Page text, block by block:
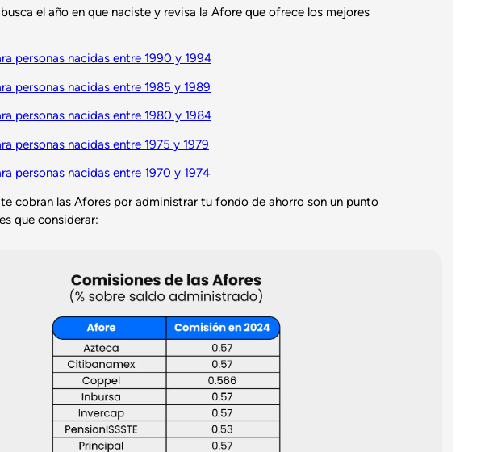
el año en que naciste y revisa la Afore que ofrece los mejores
personas nacidas entre 1990 y 1994
personas nacidas entre 1985 y 1989
personas nacidas entre 1980 y 1984
personas nacidas entre 1975 y 1979
personas nacidas entre 1970 y 1974
cobran las Afores por administrar tu fondo de ahorro son un punto
que considerar: